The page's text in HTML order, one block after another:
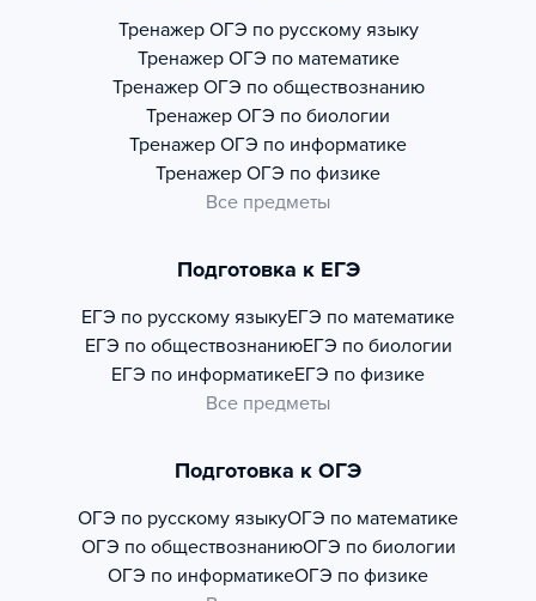
Тренажер ОГЭ по русскому языку
Тренажер ОГЭ по математике
Тренажер ОГЭ по обществознанию
Тренажер ОГЭ по биологии
Тренажер ОГЭ по информатике
Тренажер ОГЭ по физике
Все предметы
Подготовка к ЕГЭ
ЕГЭ по русскому языкуЕГЭ по математике
ЕГЭ по обществознаниюЕГЭ по биологии
ЕГЭ по информатикеЕГЭ по физике
Все предметы
Подготовка к ОГЭ
ОГЭ по русскому языкуОГЭ по математике
ОГЭ по обществознаниюОГЭ по биологии
ОГЭ по информатикеОГЭ по физике